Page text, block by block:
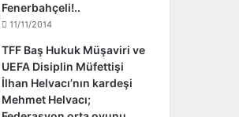
Fenerbahçeli!..
11/11/2014
TFF Baş Hukuk Müşaviri ve
UEFA Disiplin Müfettişi
İlhan Helvacı’nın kardeşi
Mehmet Helvacı;